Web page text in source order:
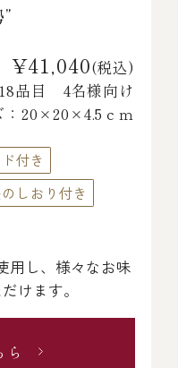
¥41,040(税込)
18品目 4名様向け
20×20×4.5ｃｍ
付き
しおり付き
用し、様々なお味
けます。
ら